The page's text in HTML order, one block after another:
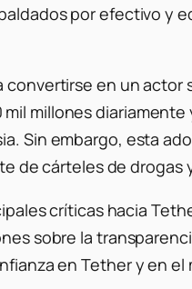
por efectivo
en un
millones
Sin embargo, esta
de cárteles de drogas
críticas hacia
sobre la
en Tether y en